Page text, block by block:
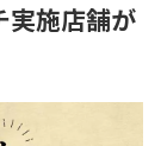
実施店舗が